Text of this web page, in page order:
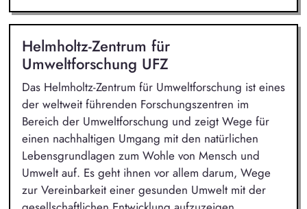
Helmholtz-Zentrum für
Umweltforschung UFZ
Das Helmholtz-Zentrum für Umweltforschung ist eines
der weltweit führenden Forschungszentren im
Bereich der Umweltforschung und zeigt Wege für
einen nachhaltigen Umgang mit den natürlichen
Lebensgrundlagen zum Wohle von Mensch und
Umwelt auf. Es geht ihnen vor allem darum, Wege
zur Vereinbarkeit einer gesunden Umwelt mit der